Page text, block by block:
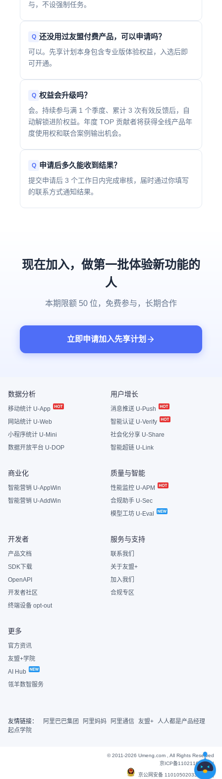
与，不设强制任务。
还没用过友盟付费产品，可以申请吗？
可以。先享计划本身包含专业版体验权益，入选后即
可开通。
权益会升级吗？
会。持续参与满 1 个季度、累计 3 次有效反馈后，自
动解锁进阶权益。年度 TOP 贡献者将获得全线产品年
度使用权和联合案例输出机会。
申请后多久能收到结果？
提交申请后 3 个工作日内完成审核，届时通过你填写
的联系方式通知结果。
现在加入，做第一批体验新功能的
人
本期限额 50 位，免费参与，长期合作
立即申请加入先享计划
数据分析
移动统计 U-App
网站统计 U-Web
小程序统计 U-Mini
数据开放平台 U-DOP
用户增长
消息推送 U-Push
智能认证 U-Verify
社会化分享 U-Share
智能超链 U-Link
商业化
智能营销 U-AppWin
智能营销 U-AddWin
质量与智能
性能监控 U-APM
合规助手 U-Sec
模型工坊 U-Eval
开发者
产品文档
SDK下载
OpenAPI
开发者社区
终端设备 opt-out
服务与支持
联系我们
关于友盟+
加入我们
合规专区
更多
官方资讯
友盟+学院
AI Hub
瓴羊数智服务
友情链接： 阿里巴巴集团 阿里妈妈 阿里通信 友盟+ 人人都是产品经理
起点学院
© 2011-2026 Umeng.com , All Rights Reserved
京ICP备11021163号-6|
京公网安备 11010502033607号 |